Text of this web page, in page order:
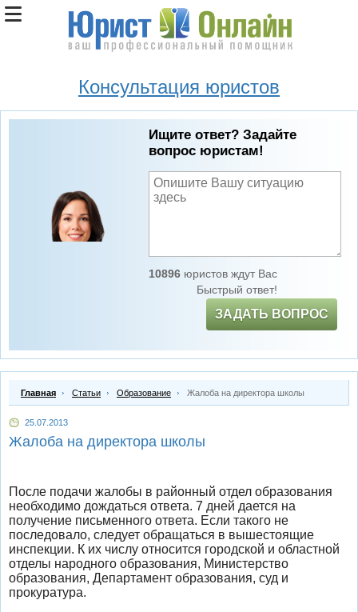
Консультация юристов
Ищите ответ? Задайте
вопрос юристам!
10896юристов ждут Вас
Быстрый ответ!
ЗАДАТЬ ВОПРОС
Главная Статьи Образование Жалоба на директора школы
25.07.2013
Жалоба на директора школы
После подачи жалобы в районный отдел образования
необходимо дождаться ответа. 7 дней дается на
получение письменного ответа. Если такого не
последовало, следует обращаться в вышестоящие
инспекции. К их числу относится городской и областной
отделы народного образования, Министерство
образования, Департамент образования, суд и
прокуратура.